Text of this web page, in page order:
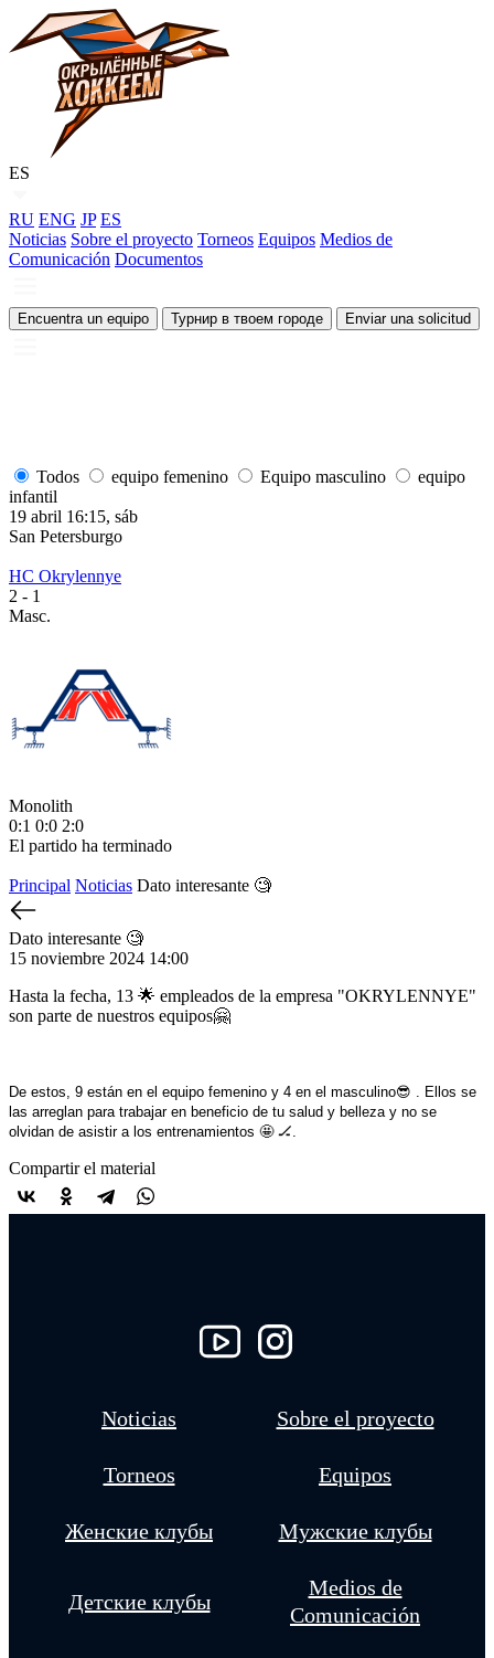
ES
RU ENG JP ES
Noticias Sobre el proyecto Torneos Equipos Medios de
Comunicación Documentos
Encuentra un equipo Турнир в твоем городе Enviar una solicitud
Todos equipo femenino Equipo masculino
equipo
infantil
19 abril 16:15, sáb
San Petersburgo
HC Okrylennye
2 - 1
Masc.
Monolith
0:1 0:0 2:0
El partido ha terminado
Principal Noticias Dato interesante 🧐
Dato interesante 🧐
15 noviembre 2024 14:00
Hasta la fecha, 13 🌟 empleados de la empresa "OKRYLENNYE"
son parte de nuestros equipos🤗
De estos, 9 están en el equipo femenino y 4 en el masculino😎 . Ellos se
las arreglan para trabajar en beneficio de tu salud y belleza y no se
olvidan de asistir a los entrenamientos 🤩 🏒.
Compartir el material
Noticias Sobre el proyecto
Torneos Equipos
Женские клубы Мужские клубы
Детские клубы
Medios de
Comunicación